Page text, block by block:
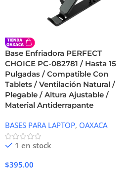
Base Enfriadora PERFECT
CHOICE PC-082781 / Hasta 15
Pulgadas / Compatible Con
Tablets / Ventilación Natural /
Plegable / Altura Ajustable /
Material Antiderrapante
BASES PARA LAPTOP, OAXACA
1 en stock
$395.00